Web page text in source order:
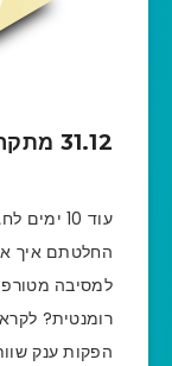
31.12 מתקרב בצעדי ענק!
עוד 10
החלטתם איך
למסיבה
רומנטית?
הפקות ענק